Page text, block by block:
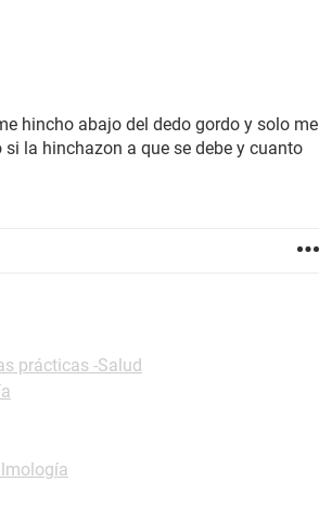
hincho abajo del dedo gordo y solo me
la hinchazon a que se debe y cuanto
prácticas -Salud